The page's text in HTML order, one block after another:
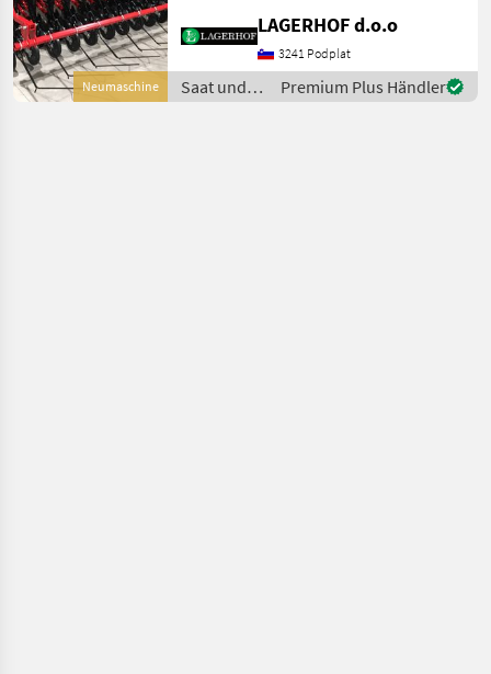
Neumaschine
Vorauflaufmarkierung,
Spuranreisser,
Fahrgassenschaltung,
Fahrgassenmarkierung,
LAGERHOF d.o.o
3241 Podplat
Saat und
Pflege /
Premium Plus Händler